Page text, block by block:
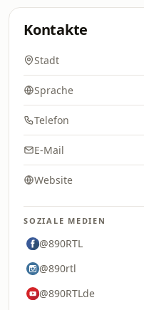
Kontakte
Stadt
Sprache
Telefon
E-Mail
Website
SOZIALE MEDIEN
@890RTL
@890rtl
@890RTLde